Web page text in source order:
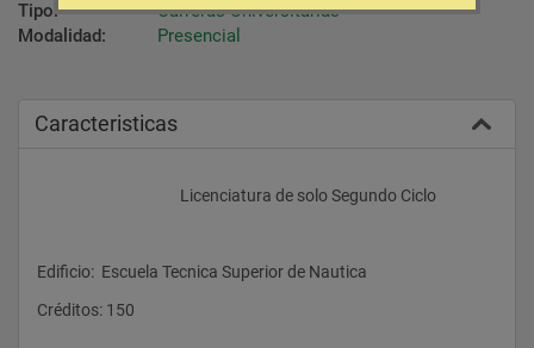
Tipo:
Carreras Universitarias
Modalidad:
Presencial
Caracteristicas
					Licenciatura de solo Segundo Ciclo
Edificio:  Escuela Tecnica Superior de Nautica
Créditos: 150